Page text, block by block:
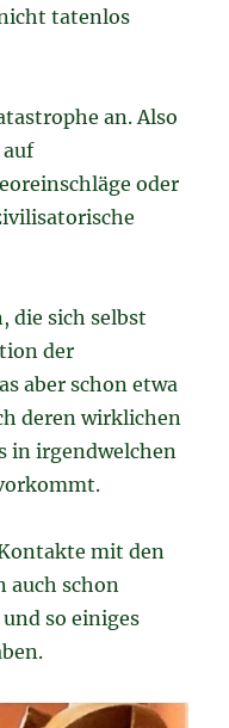
tatenlos
an. Also
oder
die sich selbst
der
aber schon etwa
deren wirklichen
in irgendwelchen
mit den
auch schon
so einiges